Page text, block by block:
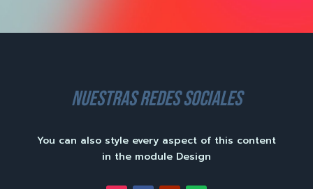
nuestras redes sociales
You can also style every aspect of this content
in the module Design